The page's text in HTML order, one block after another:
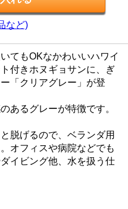
など)
てもOKなかわいいハワイ
付きホヌギョサンに、ぎ
「クリアグレー」が登
あるグレーが特徴です。
脱げるので、ベランダ用
オフィスや病院などでも
イビング他、水を扱う仕